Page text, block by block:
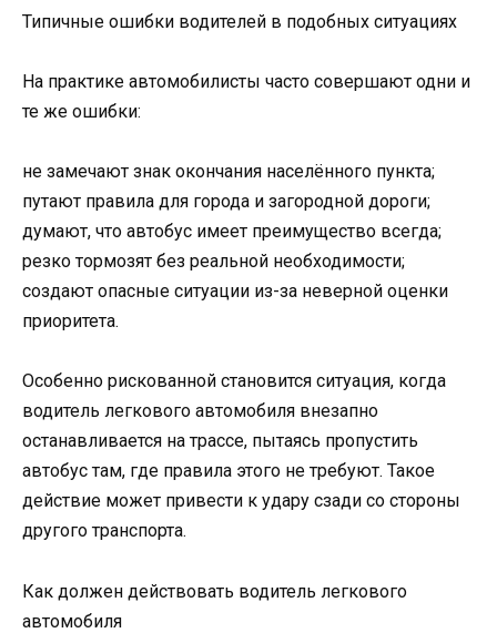
Типичные ошибки водителей в подобных ситуациях
На практике автомобилисты часто совершают одни и
те же ошибки:
не замечают знак окончания населённого пункта;
путают правила для города и загородной дороги;
думают, что автобус имеет преимущество всегда;
резко тормозят без реальной необходимости;
создают опасные ситуации из-за неверной оценки
приоритета.
Особенно рискованной становится ситуация, когда
водитель легкового автомобиля внезапно
останавливается на трассе, пытаясь пропустить
автобус там, где правила этого не требуют. Такое
действие может привести к удару сзади со стороны
другого транспорта.
Как должен действовать водитель легкового
автомобиля